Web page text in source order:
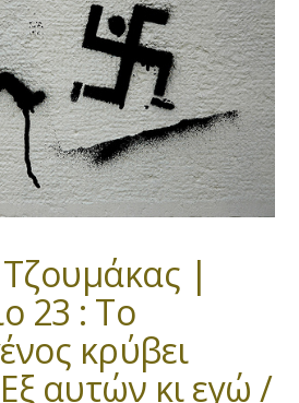
|
23 : Το
κρύβει
αυτών κι εγώ /